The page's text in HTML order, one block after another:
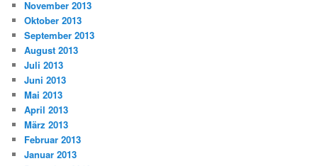
November 2013
Oktober 2013
September 2013
August 2013
Juli 2013
Juni 2013
Mai 2013
April 2013
März 2013
Februar 2013
Januar 2013